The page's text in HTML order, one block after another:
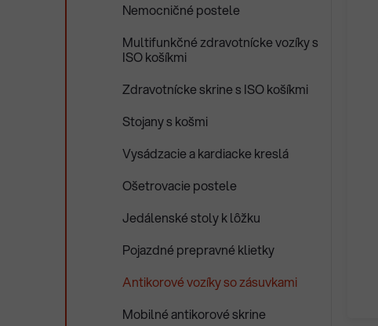
Nemocničné postele
Multifunkčné zdravotnícke vozíky s
ISO košíkmi
Zdravotnícke skrine s ISO košíkmi
Stojany s košmi
Vysádzacie a kardiacke kreslá
Ošetrovacie postele
Jedálenské stoly k lôžku
Pojazdné prepravné klietky
Antikorové vozíky so zásuvkami
Mobilné antikorové skrine